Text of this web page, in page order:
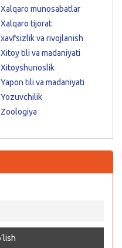
Xalqaro munosabatlar
Xalqaro tijorat
xavfsizlik va rivojlanish
Xitoy tili va madaniyati
Xitoyshunoslik
Yapon tili va madaniyati
Yozuvchilik
Zoologiya